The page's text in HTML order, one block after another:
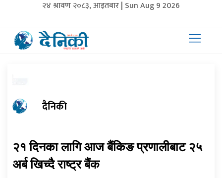
२४ श्रावण २०८३, आइतबार | Sun Aug 9 2026
दैनिकी
२१ दिनका लागि आज बैंकिङ प्रणालीबाट २५
अर्ब खिच्दै राष्ट्र बैंक